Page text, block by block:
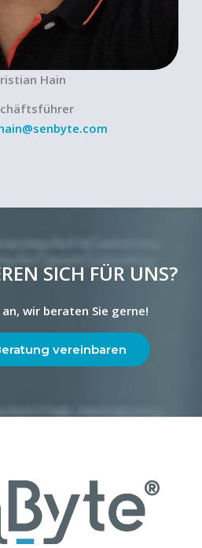
Hain
SICH FÜR UNS?
an, wir beraten Sie gerne!
vereinbaren